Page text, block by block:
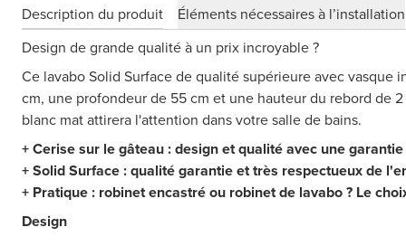
Description du produit
Éléments nécessaires à l’installation
Design de grande qualité à un prix incroyable ?
Ce lavabo Solid Surface de qualité supérieure avec vasque
cm, une profondeur de 55 cm et une hauteur du rebord de
blanc mat attirera l'attention dans votre salle de bains.
+ Cerise sur le gâteau : design et qualité avec une
+ Solid Surface : qualité garantie et très respectueux de
+ Pratique : robinet encastré ou robinet de lavabo ? Le
Design